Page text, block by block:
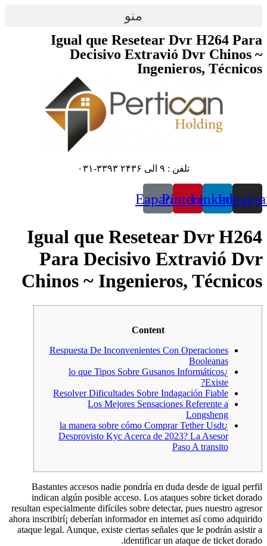
منو
Igual que Resetear Dvr H264 Para
Decisivo Extravió Dvr Chinos ~
Ingenieros, Técnicos
تلفن : ۹ الی ۲۴۳۶ ۳۳۹۳-۰۳۱
Linkedin
Pinterest
Eaparat
Igual que Resetear Dvr H264
Para Decisivo Extravió Dvr
Chinos ~ Ingenieros, Técnicos
Content
Respuesta De Inconvenientes Con Operaciones
Booleanas
¿lo que Tipos Sobre Gusanos Informáticos
Existe?
Resolver Dificultades Sobre Indagación Fiable
Los Mejores Sensaciones Referente a
Longsheng
¿la manera sobre cómo Comprar Tether Usdt
Desprovisto Kyc Acerca de 2023? La Asesor
Paso A transito
Bastantes accesos nadie pondrí­a en duda desde de igual perfil
indican algún posible acceso. Los ataques sobre ticket dorado
resultan especialmente difíciles sobre detectar, pues nuestro agresor
ahora inscribirí¡ deberían informador en internet así­ como adquirido
ataque legal. Aunque, existe ciertas señales que le podrán asistir a
identificar un ataque de ticket dorado.